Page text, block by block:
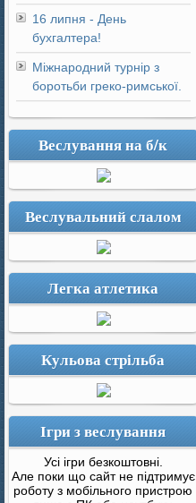
16 липня - День
бухгалтера!
Міжнародний турнір з
боротьби греко-римської.
Веслування на б/к
Веслувальний слалом
Легка атлетика
Кульова стрільба
Ігри з веслування
Усі ігри безкоштовні.
Але поки що сайт не підтримує
роботу з мобільного пристрою